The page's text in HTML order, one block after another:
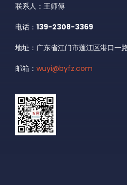
联系人：王师傅
电话： 139-2308-3369
地址：广东省江门市蓬江区港口一
邮箱： wuyi@byfz.com